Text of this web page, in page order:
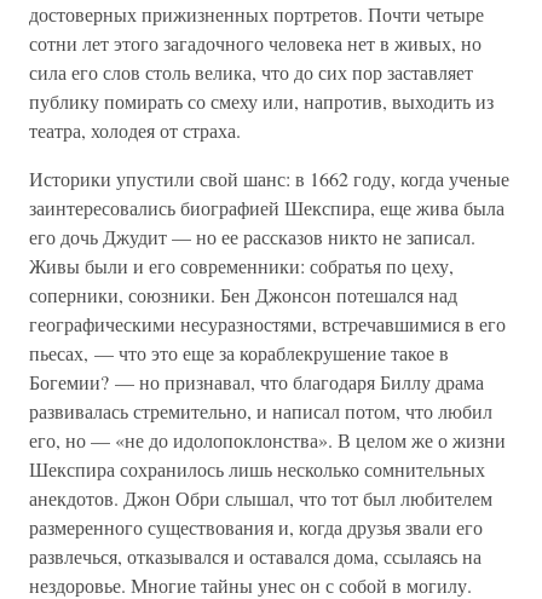
достоверных прижизненных портретов. Почти четыре
сотни лет этого загадочного человека нет в живых, но
сила его слов столь велика, что до сих пор заставляет
публику помирать со смеху или, напротив, выходить из
театра, холодея от страха.
Историки упустили свой шанс: в 1662 году, когда ученые
заинтересовались биографией Шекспира, еще жива была
его дочь Джудит — но ее рассказов никто не записал.
Живы были и его современники: собратья по цеху,
соперники, союзники. Бен Джонсон потешался над
географическими несуразностями, встречавшимися в его
пьесах, — что это еще за кораблекрушение такое в
Богемии? — но признавал, что благодаря Биллу драма
развивалась стремительно, и написал потом, что любил
его, но — «не до идолопоклонства». В целом же о жизни
Шекспира сохранилось лишь несколько сомнительных
анекдотов. Джон Обри слышал, что тот был любителем
размеренного существования и, когда друзья звали его
развлечься, отказывался и оставался дома, ссылаясь на
нездоровье. Многие тайны унес он с собой в могилу.